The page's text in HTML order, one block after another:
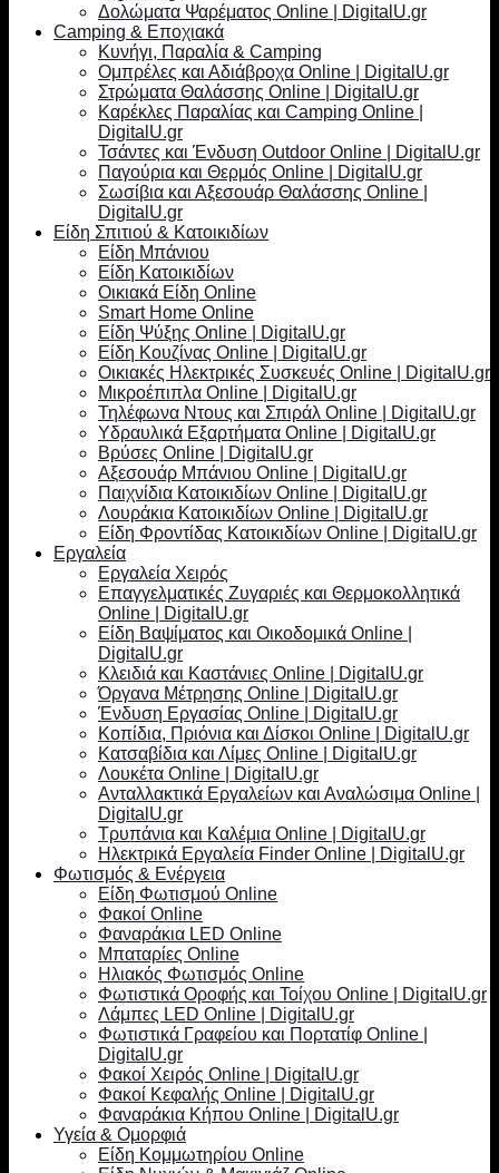
Δολώματα Ψαρέματος Online | DigitalU.gr
Camping & Εποχιακά
Κυνήγι, Παραλία & Camping
Ομπρέλες και Αδιάβροχα Online | DigitalU.gr
Στρώματα Θαλάσσης Online | DigitalU.gr
Καρέκλες Παραλίας και Camping Online |
DigitalU.gr
Τσάντες και Ένδυση Outdoor Online | DigitalU.gr
Παγούρια και Θερμός Online | DigitalU.gr
Σωσίβια και Αξεσουάρ Θαλάσσης Online |
DigitalU.gr
Είδη Σπιτιού & Κατοικιδίων
Είδη Μπάνιου
Είδη Κατοικιδίων
Οικιακά Είδη Online
Smart Home Online
Είδη Ψύξης Online | DigitalU.gr
Είδη Κουζίνας Online | DigitalU.gr
Οικιακές Ηλεκτρικές Συσκευές Online | DigitalU.gr
Μικροέπιπλα Online | DigitalU.gr
Τηλέφωνα Ντους και Σπιράλ Online | DigitalU.gr
Υδραυλικά Εξαρτήματα Online | DigitalU.gr
Βρύσες Online | DigitalU.gr
Αξεσουάρ Μπάνιου Online | DigitalU.gr
Παιχνίδια Κατοικιδίων Online | DigitalU.gr
Λουράκια Κατοικιδίων Online | DigitalU.gr
Είδη Φροντίδας Κατοικιδίων Online | DigitalU.gr
Εργαλεία
Εργαλεία Χειρός
Επαγγελματικές Ζυγαριές και Θερμοκολλητικά
Online | DigitalU.gr
Είδη Βαψίματος και Οικοδομικά Online |
DigitalU.gr
Κλειδιά και Καστάνιες Online | DigitalU.gr
Όργανα Μέτρησης Online | DigitalU.gr
Ένδυση Εργασίας Online | DigitalU.gr
Κοπίδια, Πριόνια και Δίσκοι Online | DigitalU.gr
Κατσαβίδια και Λίμες Online | DigitalU.gr
Λουκέτα Online | DigitalU.gr
Ανταλλακτικά Εργαλείων και Αναλώσιμα Online |
DigitalU.gr
Τρυπάνια και Καλέμια Online | DigitalU.gr
Ηλεκτρικά Εργαλεία Finder Online | DigitalU.gr
Φωτισμός & Ενέργεια
Είδη Φωτισμού Online
Φακοί Online
Φαναράκια LED Online
Μπαταρίες Online
Ηλιακός Φωτισμός Online
Φωτιστικά Οροφής και Τοίχου Online | DigitalU.gr
Λάμπες LED Online | DigitalU.gr
Φωτιστικά Γραφείου και Πορτατίφ Online |
DigitalU.gr
Φακοί Χειρός Online | DigitalU.gr
Φακοί Κεφαλής Online | DigitalU.gr
Φαναράκια Κήπου Online | DigitalU.gr
Υγεία & Ομορφιά
Είδη Κομμωτηρίου Online